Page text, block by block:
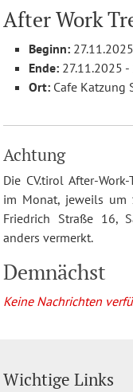
After Work
Beginn:
Ende: 27.11.2025
Ort: Cafe Katzung
Achtung
Die CV.tirol After-
im Monat, jeweils um
Friedrich Straße 16,
anders vermerkt.
Demnächst
Keine Nachrichten
Wichtige Links